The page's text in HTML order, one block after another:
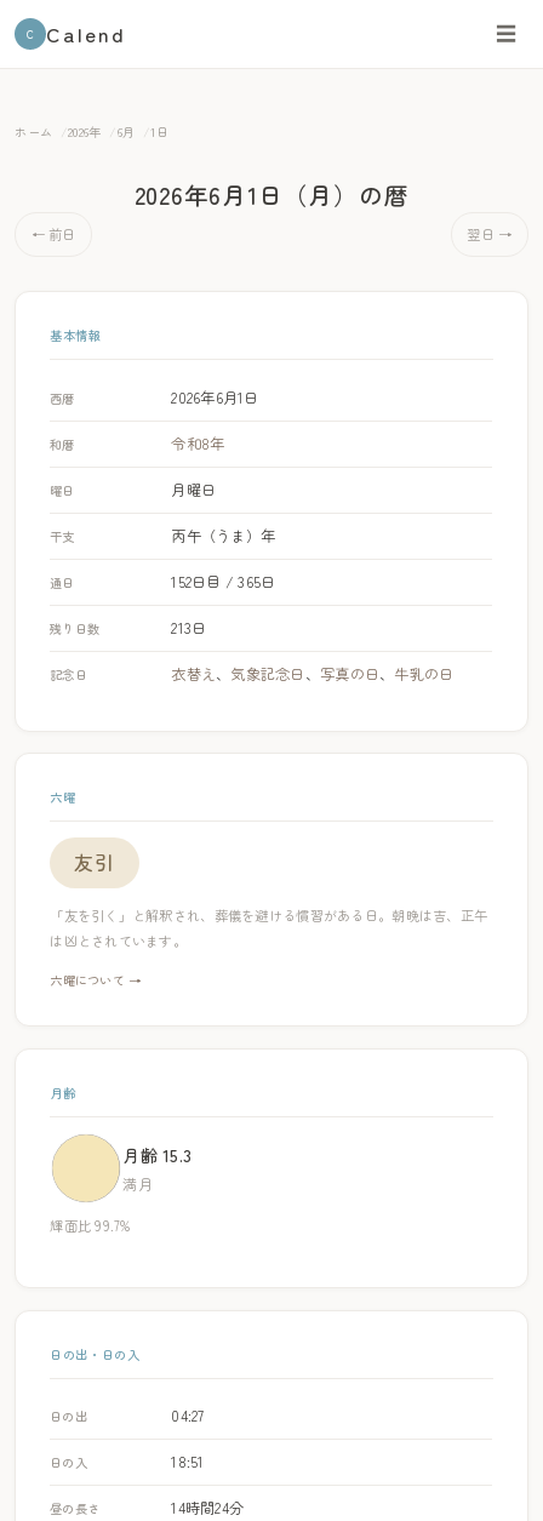
C Calend ☰
ホーム 2026年 6月 1日
← 前日
2026年6月1日（月） の暦
翌日 →
基本情報
西暦 2026年6月1日
和暦 令和8年
曜日 月曜日
干支 丙午（うま）年
通日 152日目 / 365日
残り日数 213日
記念日 衣替え 、 気象記念日 、 写真の日、 牛乳の日
六曜
友引
「友を引く」と解釈され、葬儀を避ける慣習がある日。朝晩は吉、正午
は凶とされています。
六曜について →
月齢
月齢 15.3
満月
輝面比 99.7%
日の出・日の入
日の出 04:27
日の入 18:51
昼の長さ 14時間24分